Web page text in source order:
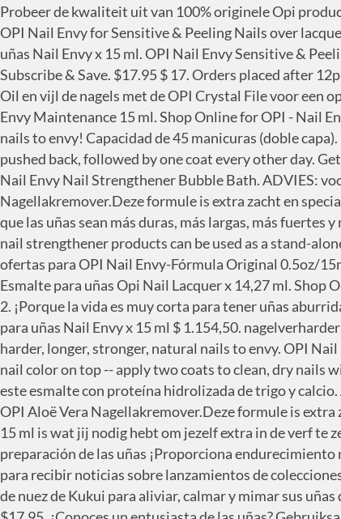
Probeer de kwaliteit uit van 100% originele Opi producten en laat echte professionals je schoonheid accentueren. Descubre la mejor forma de comprar online. You can also use OPI Nail Envy for Sensitive & Peeling Nails over lacquer so there are no excuses for not getting nails to envy! 4.6 out of 5 stars 16,057. Online Exclusives. Opi. Fortalecedor para uñas Nail Envy x 15 ml. OPI Nail Envy Sensitive & Peeling . 1. Vergeelt je nagels absoluut niet en geeft geen brandend gevoel op dunne, gevoelige nagels. Save 5% more with Subscribe & Save. $17.95 $ 17. Orders placed after 12pm AEST will be delivered the next business day. Verzorg de nagelriemen tijdens de kuur extra met Pro Spa Nail & Cuticle Oil en vijl de nagels met de OPI Crystal File voor een optimaal resultaat. Informace pro vás. OPI Nail Envy (15ml) is a custom formulated natural nail strengthener. Opi Nail Envy Maintenance 15 ml. Shop Online for OPI - Nail Envy 15ml and more at Myer. They sell in over 103 countries and are constantly expanding. Vyživující lak na nehty. Get nails to envy! Capacidad de 45 manicuras (doble capa). If wearing Nail Envy Dry & Brittle alone without nail color on top -- apply two coats to clean, dry nails with cuticles pushed back, followed by one coat every other day. Get it as soon as Mon, Dec … Capacidad de 45 manicuras (doble capa): Un tamaño casi 2 veces mayor que otras marcas. OPI Nail Envy Nail Strengthener Bubble Bath. ADVIES: voor een succesvol resultaat is het belangrijk dat je Nail Envy tijdens de kuur gebruikt in combinatie met de OPI Aloë Vera Nagellakremover.Deze formule is extra zacht en speciaal afgestemd op de Nail Envy’s. Proporciona el máximo fortalecimiento con proteína hidrolizada de trigo y calcio para que las uñas sean más duras, más largas, más fuertes y naturales. FREE … Encontrá Opi Nail Envy - Manicuría y Pedicuría en Mercado Libre Argentina. Comprar. All Nail Envy nail strengthener products can be used as a stand-alone treatment or as a base coat alternative underneath your favorite OPI Nail Lacquer. Acerca del Producto. Las mejores ofertas para OPI Nail Envy-Fórmula Original 0.5oz/15ml están en eBay Compara precios y características de productos nuevos y usados Muchos artículos con envío gratis! Esmalte para uñas Opi Nail Lacquer x 14,27 ml. Shop OPI Original Nail Envy. Contains formaldehyde. OPI Nail Envy es un tratamiento creado para uñas debiles y quebradizas. 2. ¡Porque la vida es muy corta para tener uñas aburridas!. So many different people — so many different nail concerns, so why should the solution be just one? ... Fortalecedor para uñas Nail Envy x 15 ml $ 1.154,50. nagelverharder pink Opi. This nail strengthener provides maximum strengthening with hydrolyzed wheat protein and calcium for harder, longer, stronger, natural nails to envy. OPI Nail Envy Nail Strengthener, OPI Nail Envy Strengthener Nail Treatment. If wearing Nail Envy Samoan Sand alone without nail color on top -- apply two coats to clean, dry nails with cuticles pushed back,